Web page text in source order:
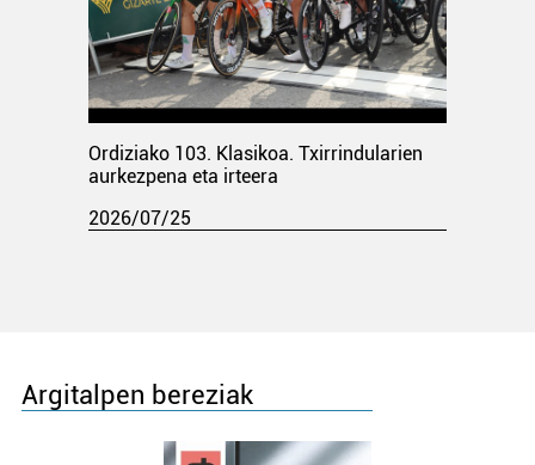
Ordiziako 103. Klasikoa. Txirrindularien
aurkezpena eta irteera
2026/07/25
Argitalpen bereziak